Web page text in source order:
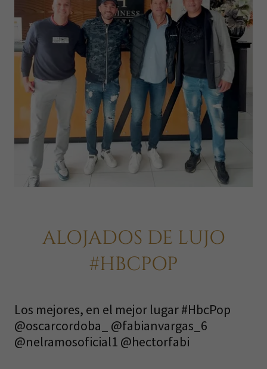
ALOJADOS DE LUJO
#HBCPOP
Los mejores, en el mejor lugar #HbcPop
@oscarcordoba_ @fabianvargas_6
@nelramosoficial1 @hectorfabi